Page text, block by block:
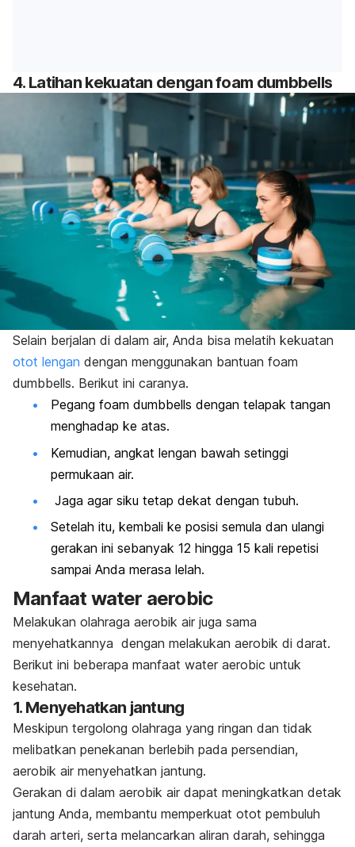
4. Latihan kekuatan denganfoam dumbbells
Selain berjalan di dalam air, Anda bisa melatih kekuatan
otot lengan dengan menggunakan bantuan foam
dumbbells. Berikut ini caranya.
Pegang foam dumbbells dengan telapak tangan
menghadap ke atas.
Kemudian, angkat lengan bawah setinggi
permukaan air.
Jaga agar siku tetap dekat dengan tubuh.
Setelah itu, kembali ke posisi semula dan ulangi
gerakan ini sebanyak 12 hingga 15 kali repetisi
sampai Anda merasa lelah.
Manfaat water aerobic
Melakukan olahraga aerobik air juga sama
menyehatkannya dengan melakukan aerobik di darat.
Berikut ini beberapa manfaat water aerobic untuk
kesehatan.
1. Menyehatkan jantung
Meskipun tergolong olahraga yang ringan dan tidak
melibatkan penekanan berlebih pada persendian,
aerobik air menyehatkan jantung.
Gerakan di dalam aerobik air dapat meningkatkan detak
jantung Anda, membantu memperkuat otot pembuluh
darah arteri, serta melancarkan aliran darah, sehingga